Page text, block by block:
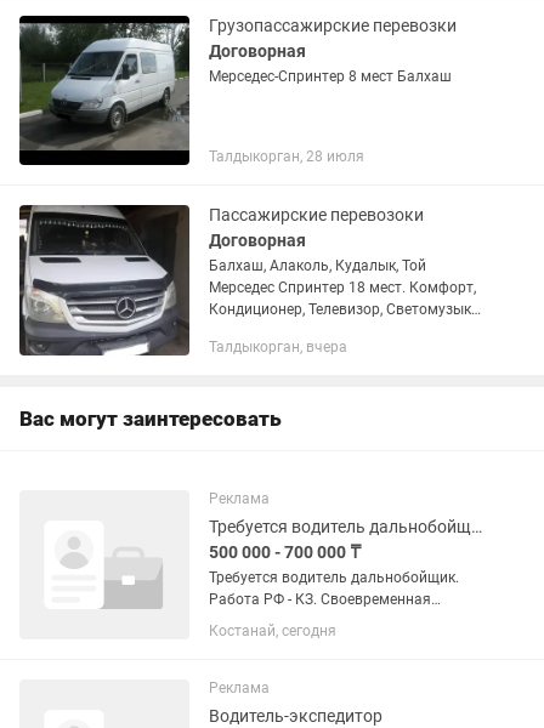
ОФИЦИАЛЬНОЕ...
Грузопассажирские перевозки
Договорная
Мерседес-Спринтер 8 мест Балхаш
Талдыкорган, 28 июля
Пассажирские перевозоки
Договорная
Балхаш, Алаколь, Кудалык, Той
Мерседес Спринтер 18 мест. Комфорт,
Кондиционер, Телевизор, Светомузыка,
Талдыкорган, вчера
Вас могут заинтересовать
Реклама
Требуется водитель дальнобойщик
500 000 - 700 000 ₸
Требуется водитель дальнобойщик.
Работа РФ - КЗ. Своевременная
оплата. Мерседес Актрос МП 4 с
Костанай, сегодня
Реклама
Водитель-экспедитор